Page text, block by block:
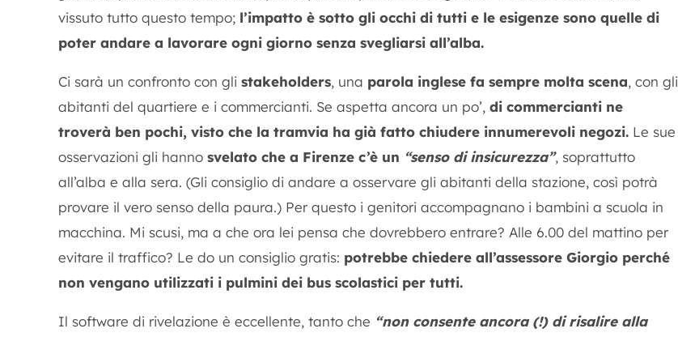
vissuto tutto questo tempo; l’impatto è sotto gli occhi di tutti e le esigenze sono quelle di
poter andare a lavorare ogni giorno senza svegliarsi all’alba.
Ci sarà un confronto con gli stakeholders, una parola inglese fa sempre molta scena, con gli
abitanti del quartiere e i commercianti. Se aspetta ancora un po’, di commercianti ne
troverà ben pochi, visto che la tramvia ha già fatto chiudere innumerevoli negozi. Le sue
osservazioni gli hanno svelato che a Firenze c’è un “senso di insicurezza”, soprattutto
all’alba e alla sera. (Gli consiglio di andare a osservare gli abitanti della stazione, così potrà
provare il vero senso della paura.) Per questo i genitori accompagnano i bambini a scuola in
macchina. Mi scusi, ma a che ora lei pensa che dovrebbero entrare? Alle 6.00 del mattino per
evitare il traffico? Le do un consiglio gratis: potrebbe chiedere all’assessore Giorgio perché
non vengano utilizzati i pulmini dei bus scolastici per tutti.
Il software di rivelazione è eccellente, tanto che “non consente ancora (!) di risalire alla